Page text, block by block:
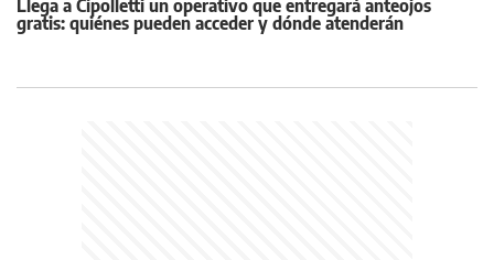
Llega a Cipolletti un operativo que entregará anteojos
gratis: quiénes pueden acceder y dónde atenderán